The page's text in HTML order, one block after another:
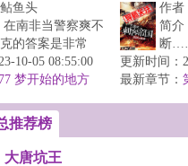
鱼头
在南非当警察爽不
的答案是非常
二十世纪初的南
属开普殖民地。
10-05 08:55:00
梦开始的地方
作者
简介
断
国，
便有
更新时间：
最新章节：
推荐榜
大唐坑王